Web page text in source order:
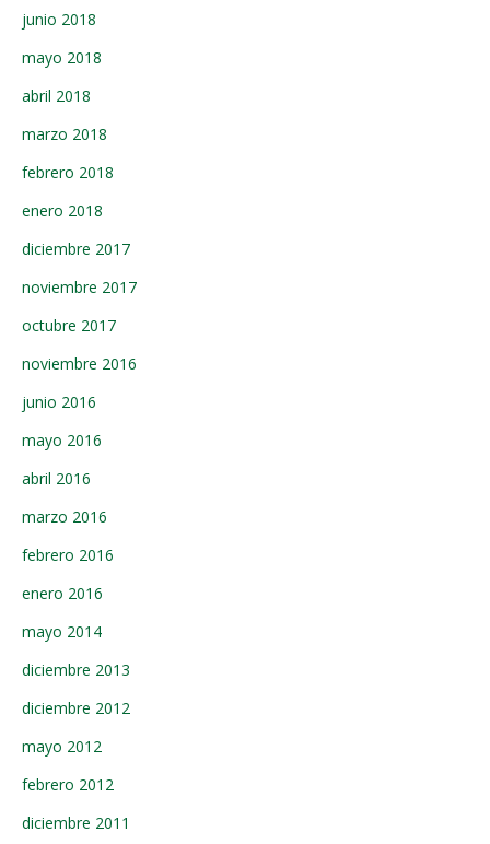
junio 2018
mayo 2018
abril 2018
marzo 2018
febrero 2018
enero 2018
diciembre 2017
noviembre 2017
octubre 2017
noviembre 2016
junio 2016
mayo 2016
abril 2016
marzo 2016
febrero 2016
enero 2016
mayo 2014
diciembre 2013
diciembre 2012
mayo 2012
febrero 2012
diciembre 2011